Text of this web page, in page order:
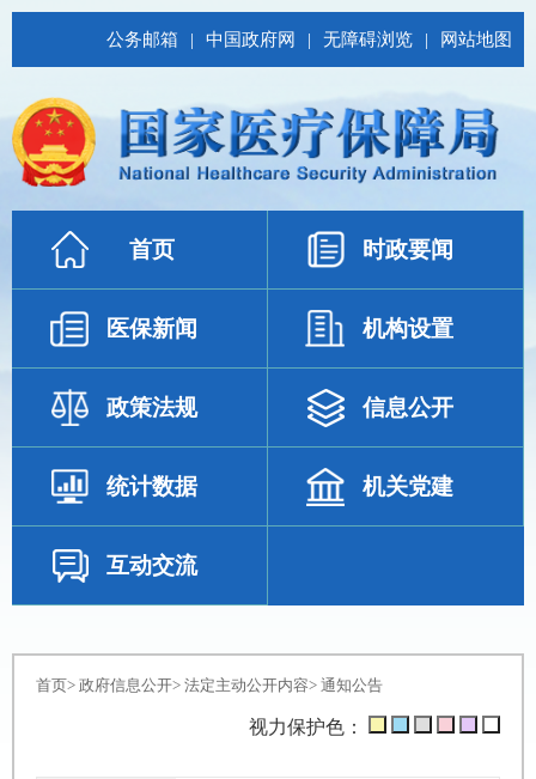
公务邮箱 | 中国政府网 | 无障碍浏览 | 网站地图
首页 时政要闻
医保新闻 机构设置
政策法规 信息公开
统计数据 机关党建
互动交流
首页> 政府信息公开> 法定主动公开内容> 通知公告
视力保护色：